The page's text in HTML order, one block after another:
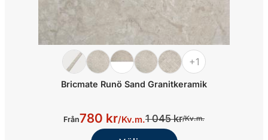
Bricmate Runö Sand Granitkeramik
+1
Från780 kr/Kv.m.1 045 kr/Kv.m.